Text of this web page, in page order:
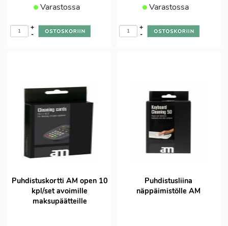
Varastossa
-
+
Varastossa
-
+
Puhdistuskortti AM open 10
kpl/set avoimille
maksupäätteille
Puhdistusliina
näppäimistölle AM